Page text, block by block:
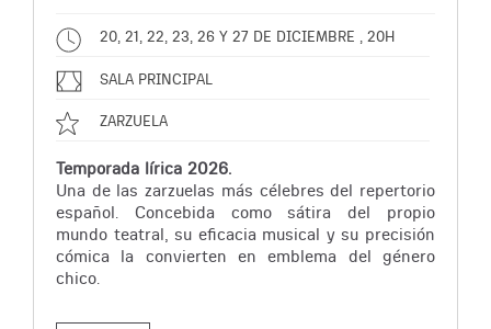
20, 21, 22, 23, 26 Y 27 DE DICIEMBRE , 20H
SALA PRINCIPAL
ZARZUELA
Temporada lírica 2026.
Una de las zarzuelas más célebres del repertorio
español. Concebida como sátira del propio
mundo teatral, su eficacia musical y su precisión
cómica la convierten en emblema del género
chico.